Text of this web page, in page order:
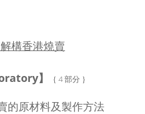
構香港燒賣
】 ｛ 4 部分 ｝
的原材料及製作方法